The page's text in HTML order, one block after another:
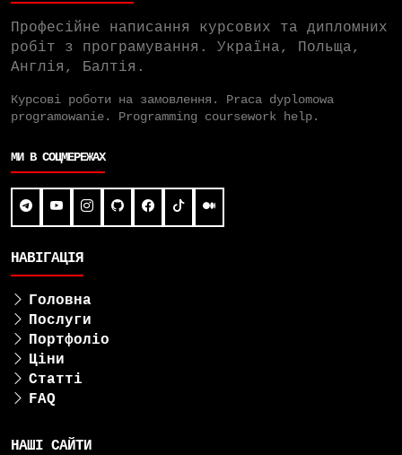
Професійне написання курсових та дипломних
робіт з програмування. Україна, Польща,
Англія, Балтія.
Курсові роботи на замовлення. Praca dyplomowa
programowanie. Programming coursework help.
МИ В СОЦМЕРЕЖАХ
НАВІГАЦІЯ
Головна
Послуги
Портфоліо
Ціни
Статті
FAQ
НАШІ САЙТИ